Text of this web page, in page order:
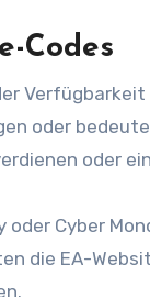
Codes
oder
oder
oder Cyber
die EA-